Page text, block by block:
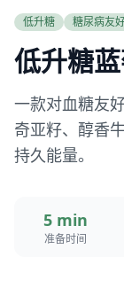
低升糖 糖尿病友
低升糖
一款对血糖友
奇亚籽、醇香
持久能量。
5 min
准备时间